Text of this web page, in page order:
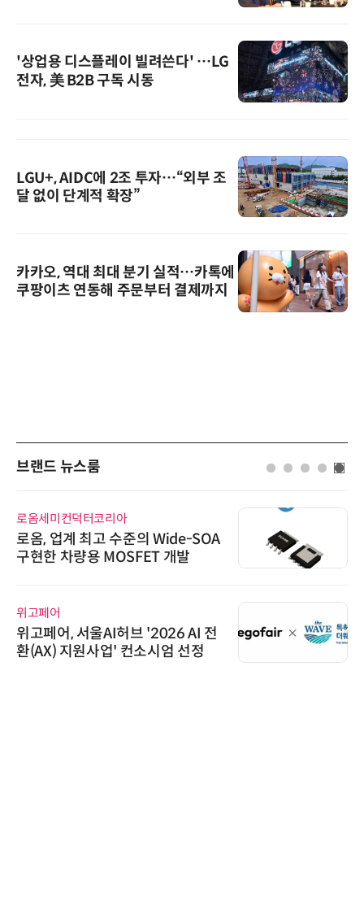
'상업용 디스플레이 빌려쓴다' …LG
전자, 美 B2B 구독 시동
LGU+, AIDC에 2조 투자…“외부 조
달 없이 단계적 확장”
카카오, 역대 최대 분기 실적…카톡에
쿠팡이츠 연동해 주문부터 결제까지
브랜드 뉴스룸
로옴세미컨덕터코리아
로옴, 업계 최고 수준의 Wide-SOA
구현한 차량용 MOSFET 개발
위고페어
위고페어, 서울AI허브 '2026 AI 전
환(AX) 지원사업' 컨소시엄 선정